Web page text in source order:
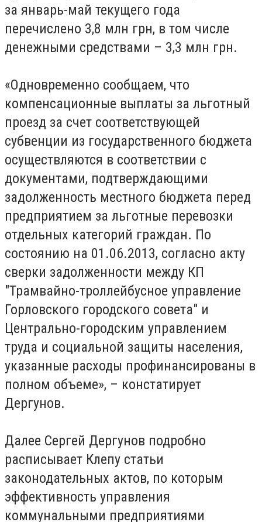
за январь-май текущего года
перечислено 3,8 млн грн, в том числе
денежными средствами – 3,3 млн грн.
«Одновременно сообщаем, что
компенсационные выплаты за льготный
проезд за счет соответствующей
субвенции из государственного бюджета
осуществляются в соответствии с
документами, подтверждающими
задолженность местного бюджета перед
предприятием за льготные перевозки
отдельных категорий граждан. По
состоянию на 01.06.2013, согласно акту
сверки задолженности между КП
"Трамвайно-троллейбусное управление
Горловского городского совета" и
Центрально-городским управлением
труда и социальной защиты населения,
указанные расходы профинансированы в
полном объеме», – констатирует
Дергунов.
Далее Сергей Дергунов подробно
расписывает Клепу статьи
законодательных актов, по которым
эффективность управления
коммунальными предприятиями